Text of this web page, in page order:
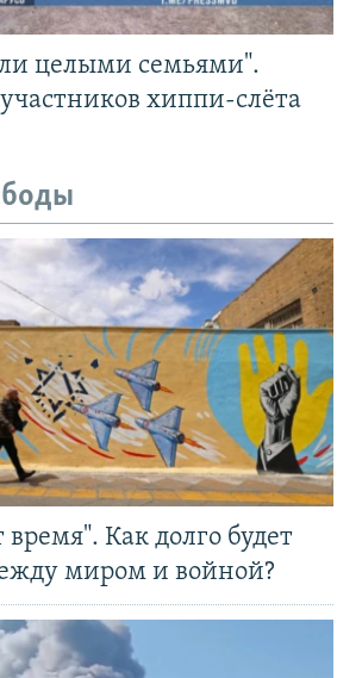
целыми семьями".
хиппи-слёта
Как долго будет
миром и войной?